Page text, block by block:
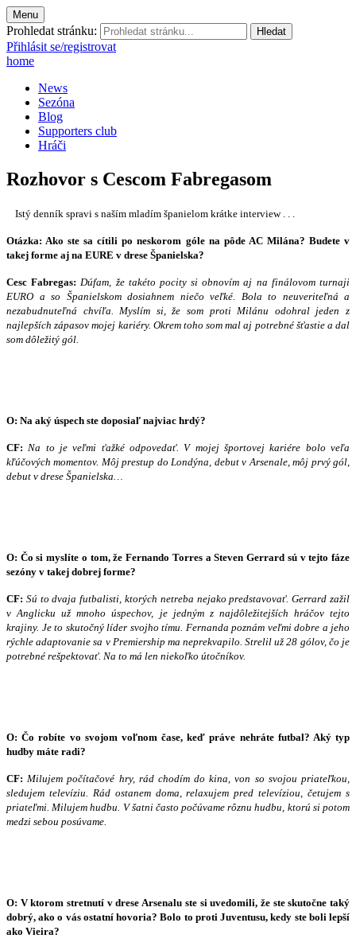
Menu
Prohledat stránku:
Přihlásit se/registrovat
home
News
Sezóna
Blog
Supporters club
Hráči
Rozhovor s Cescom Fabregasom
Istý denník spravi s naším mladím španielom krátke interview . . .
Otázka: Ako ste sa cítili po neskorom góle na pôde AC Milána? Budete v
takej forme aj na EURE v drese Španielska?
Cesc Fabregas: Dúfam, že takéto pocity si obnovím aj na finálovom turnaji
EURO a so Španielskom dosiahnem niečo veľké. Bola to neuveriteľná a
nezabudnuteľná chvíľa. Myslím si, že som proti Milánu odohral jeden z
najlepších zápasov mojej kariéry. Okrem toho som mal aj potrebné šťastie a dal
som dôležitý gól.
O: Na aký úspech ste doposiaľ najviac hrdý?
CF: Na to je veľmi ťažké odpovedať. V mojej športovej kariére bolo veľa
kľúčových momentov. Môj prestup do Londýna, debut v Arsenale, môj prvý gól,
debut v drese Španielska…
O: Čo si myslíte o tom, že Fernando Torres a Steven Gerrard sú v tejto fáze
sezóny v takej dobrej forme?
CF: Sú to dvaja futbalisti, ktorých netreba nejako predstavovať. Gerrard zažil
v Anglicku už mnoho úspechov, je jedným z najdôležitejších hráčov tejto
krajiny. Je to skutočný líder svojho tímu. Fernanda poznám veľmi dobre a jeho
rýchle adaptovanie sa v Premiership ma neprekvapilo. Strelil už 28 gólov, čo je
potrebné rešpektovať. Na to má len niekoľko útočníkov.
O: Čo robíte vo svojom voľnom čase, keď práve nehráte futbal? Aký typ
hudby máte radi?
CF: Milujem počítačové hry, rád chodím do kina, von so svojou priateľkou,
sledujem televíziu. Rád ostanem doma, relaxujem pred televíziou, četujem s
priateľmi. Milujem hudbu. V šatni často počúvame rôznu hudbu, ktorú si potom
medzi sebou posúvame.
O: V ktorom stretnutí v drese Arsenalu ste si uvedomili, že ste skutočne taký
dobrý, ako o vás ostatní hovoria? Bolo to proti Juventusu, kedy ste boli lepší
ako Vieira?